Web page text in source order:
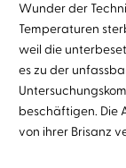
Wunder der
Temperaturen
weil die
es zu der
beschäftigen. Die
von ihrer Brisanz